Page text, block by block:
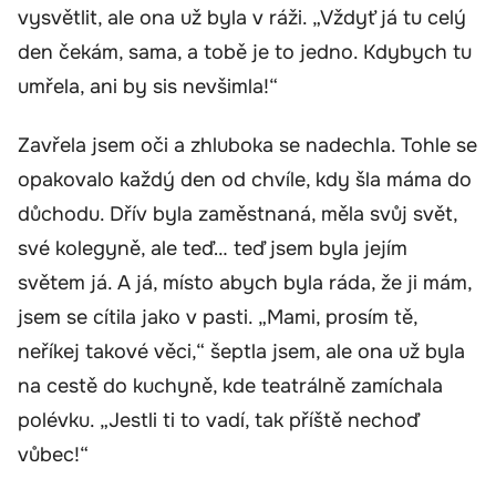
vysvětlit, ale ona už byla v ráži. „Vždyť já tu celý
den čekám, sama, a tobě je to jedno. Kdybych tu
umřela, ani by sis nevšimla!“
Zavřela jsem oči a zhluboka se nadechla. Tohle se
opakovalo každý den od chvíle, kdy šla máma do
důchodu. Dřív byla zaměstnaná, měla svůj svět,
své kolegyně, ale teď… teď jsem byla jejím
světem já. A já, místo abych byla ráda, že ji mám,
jsem se cítila jako v pasti. „Mami, prosím tě,
neříkej takové věci,“ šeptla jsem, ale ona už byla
na cestě do kuchyně, kde teatrálně zamíchala
polévku. „Jestli ti to vadí, tak příště nechoď
vůbec!“